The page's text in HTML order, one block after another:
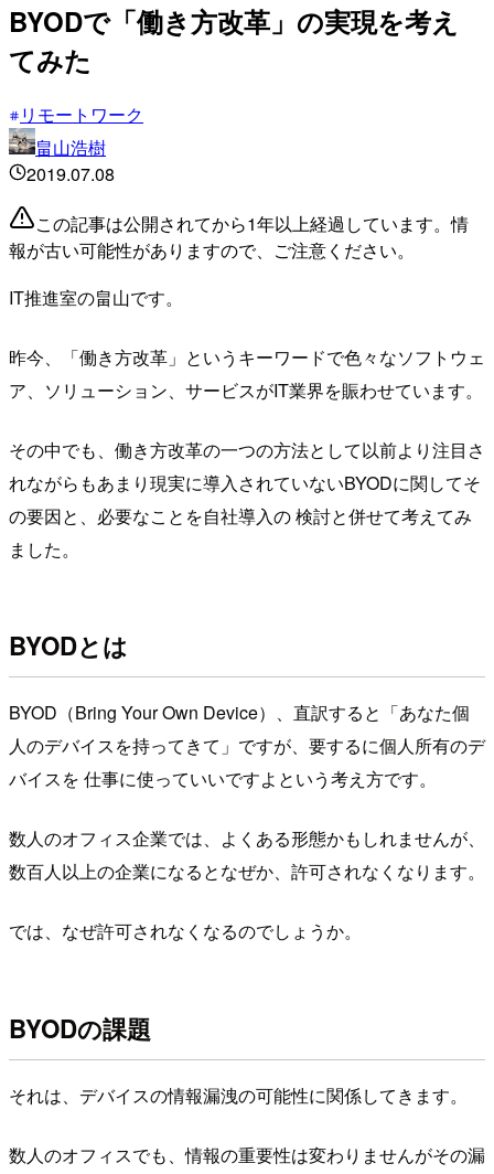
BYODで「働き方改革」の実現を考え
てみた
リモートワーク
畠山浩樹
2019.07.08
この記事は公開されてから1年以上経過しています。情
報が古い可能性がありますので、ご注意ください。
IT推進室の畠山です。
昨今、「働き方改革」というキーワードで色々なソフトウェ
ア、ソリューション、サービスがIT業界を賑わせています。
その中でも、働き方改革の一つの方法として以前より注目さ
れながらもあまり現実に導入されていないBYODに関してそ
の要因と、必要なことを自社導入の 検討と併せて考えてみ
ました。
BYODとは
BYOD（Bring Your Own Device）、直訳すると「あなた個
人のデバイスを持ってきて」ですが、要するに個人所有のデ
バイスを 仕事に使っていいですよという考え方です。
数人のオフィス企業では、よくある形態かもしれませんが、
数百人以上の企業になるとなぜか、許可されなくなります。
では、なぜ許可されなくなるのでしょうか。
BYODの課題
それは、デバイスの情報漏洩の可能性に関係してきます。
数人のオフィスでも、情報の重要性は変わりませんがその漏